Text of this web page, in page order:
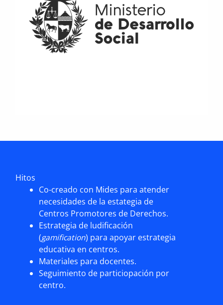
Hitos
Co-creado con Mides para atender
necesidades de la estategia de
Centros Promotores de Derechos.
Estrategia de ludificación
(gamification) para apoyar estrategia
educativa en centros.
Materiales para docentes.
Seguimiento de particiopación por
centro.